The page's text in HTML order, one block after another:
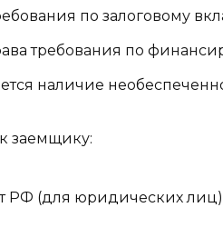
по залоговому
требования по
наличие
заемщику:
РФ (для юридических